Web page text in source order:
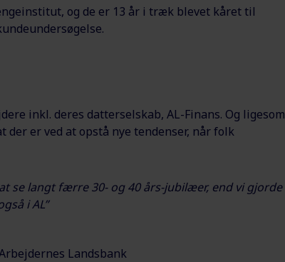
og de er 13 år i træk blevet kåret til
inkl. deres datterselskab, AL-Finans. Og ligesom
der er ved at opstå nye tendenser, når folk
se langt færre 30- og 40 års-jubilæer, end vi gjorde
i AL”
Landsbank